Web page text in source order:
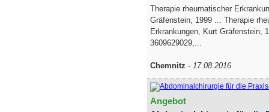
Therapie rheumatischer
Gräfenstein, 1999 ... Therapie
Erkrankungen, Kurt Gräfenstein,
3609629029,...
Chemnitz - 17.08.2016
Angebot